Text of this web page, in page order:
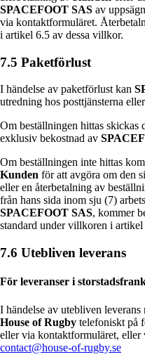
SPACEFOOT SAS av
via kontaktformuläret.
i artikel 6.5 av dessa villkor.
7.5 Paketförlust
I händelse av paketförlust kan
utredning hos posttjänsterna
Om beställningen hittas skickas
exklusiv bekostnad av
Om beställningen inte hittas
Kunden för att avgöra om den
eller en återbetalning av
från hans sida inom sju (7)
SPACEFOOT SAS, kommer
standard under villkoren i
7.6 Utebliven leverans
För leveranser i
I händelse av utebliven leverans
House of Rugby telefoniskt på
eller via kontaktformuläret, eller
contact@house-of-rugby.se